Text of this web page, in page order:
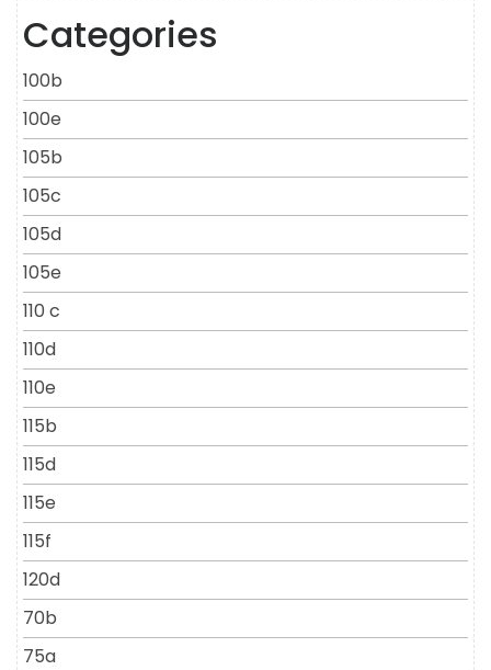
Categories
100b
100e
105b
105c
105d
105e
110 c
110d
110e
115b
115d
115e
115f
120d
70b
75a